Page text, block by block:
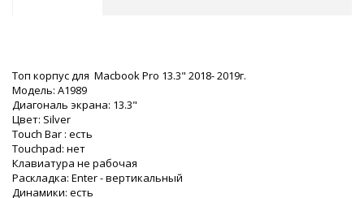
Топ корпус для Macbook Pro 13.3" 2018- 2019г.
Модель: A1989
Диагональ экрана: 13.3"
Цвет: Silver
Touch Bar : есть
Touchpad: нет
Клавиатура не рабочая
Раскладка: Enter - вертикальный
Динамики: есть